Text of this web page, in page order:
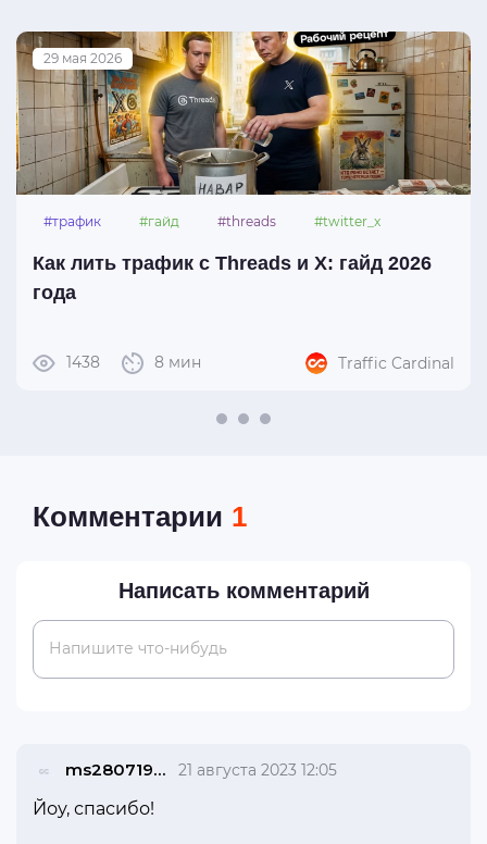
29 мая 2026
#трафик #гайд #threads #twitter_x
Как лить трафик с Threads и X: гайд 2026
года
1438 8 мин Traffic Cardinal
Комментарии 1
Написать комментарий
Напишите что-нибудь
ms28071997 21 августа 2023 12:05
Йоу, спасибо!